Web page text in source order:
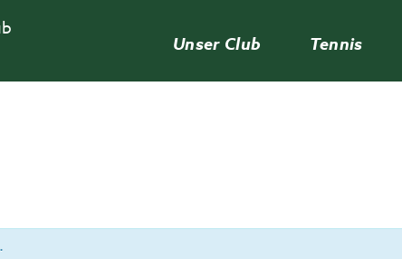
Unser Club Tennis